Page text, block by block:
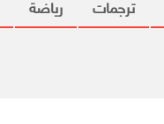
رياضة ترجمات